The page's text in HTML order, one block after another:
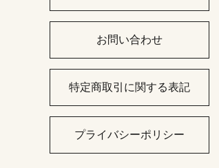
お問い合わせ
特定商取引に関する表記
プライバシーポリシー